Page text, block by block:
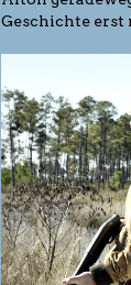
Geschichte